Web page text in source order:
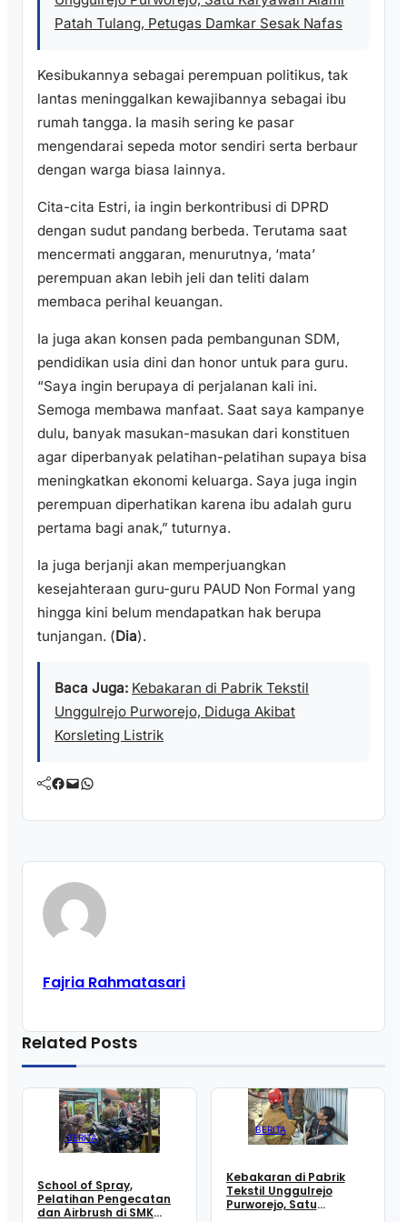
Patah Tulang, Petugas Damkar Sesak Nafas
Kesibukannya sebagai perempuan politikus, tak
lantas meninggalkan kewajibannya sebagai ibu
rumah tangga. Ia masih sering ke pasar
mengendarai sepeda motor sendiri serta berbaur
dengan warga biasa lainnya.
Cita-cita Estri, ia ingin berkontribusi di DPRD
dengan sudut pandang berbeda. Terutama saat
mencermati anggaran, menurutnya, ‘mata’
perempuan akan lebih jeli dan teliti dalam
membaca perihal keuangan.
Ia juga akan konsen pada pembangunan SDM,
pendidikan usia dini dan honor untuk para guru.
“Saya ingin berupaya di perjalanan kali ini.
Semoga membawa manfaat. Saat saya kampanye
dulu, banyak masukan-masukan dari konstituen
agar diperbanyak pelatihan-pelatihan supaya bisa
meningkatkan ekonomi keluarga. Saya juga ingin
perempuan diperhatikan karena ibu adalah guru
pertama bagi anak,” tuturnya.
Ia juga berjanji akan memperjuangkan
kesejahteraan guru-guru PAUD Non Formal yang
hingga kini belum mendapatkan hak berupa
tunjangan. (Dia).
Baca Juga: Kebakaran di Pabrik Tekstil
Unggulrejo Purworejo, Diduga Akibat
Korsleting Listrik
Facebook Mail WhatsApp
Fajria Rahmatasari
Related Posts
BERITA
School of Spray,
Pelatihan Pengecatan
dan Airbrush di SMK
BERITA
Kebakaran di Pabrik
Tekstil Unggulrejo
Purworejo, Satu